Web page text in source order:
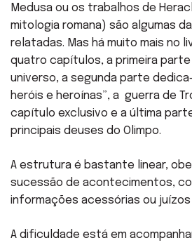
Medusa ou os trabalhos de
mitologia romana) são algumas
relatadas. Mas há muito mais no
quatro capítulos, a primeira
universo, a segunda parte
heróis e heroínas”, a guerra de
capítulo exclusivo e a última
principais deuses do Olimpo.
A estrutura é bastante linear,
sucessão de acontecimentos,
informações acessórias ou juízos
A dificuldade está em